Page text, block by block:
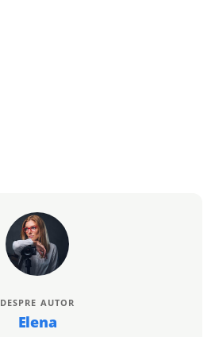
DESPRE AUTOR
Elena